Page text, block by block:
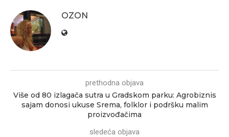
OZON
prethodna objava
Više od 80 izlagača sutra u Gradskom parku: Agrobiznis
sajam donosi ukuse Srema, folklor i podršku malim
proizvođačima
sledeća objava